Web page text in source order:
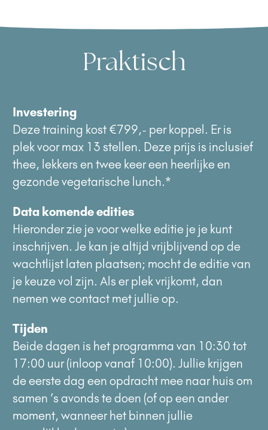
Praktisch
Investering
Deze training kost €799,- per koppel. Er is
plek voor max 13 stellen. Deze prijs is inclusief
thee, lekkers en twee keer een heerlijke en
gezonde vegetarische lunch.*
Data komende edities
Hieronder zie je voor welke editie je je kunt
inschrijven. Je kan je altijd vrijblijvend op de
wachtlijst laten plaatsen; mocht de editie van
je keuze vol zijn. Als er plek vrijkomt, dan
nemen we contact met jullie op.
Tijden
Beide dagen is het programma van 10:30 tot
17:00 uur (inloop vanaf 10:00). Jullie krijgen
de eerste dag een opdracht mee naar huis om
samen ’s avonds te doen (of op een ander
moment, wanneer het binnen jullie